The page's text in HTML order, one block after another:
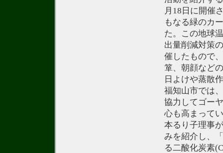
月18日に開催
もなる緑のカ
た。この地球
出量削減対策
催したもので
箪、朝顔など
日よけや蒸散
福知山市では
協力してゴー
心も高まって
本るり子理事
みを紹介し、
る二酸化炭素